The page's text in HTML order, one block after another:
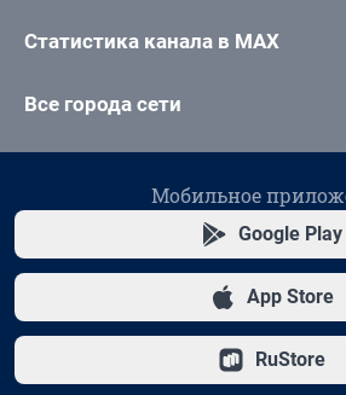
Статистика канала в MAX
Все города сети
Мобильное
Google Play
App Store
RuStore